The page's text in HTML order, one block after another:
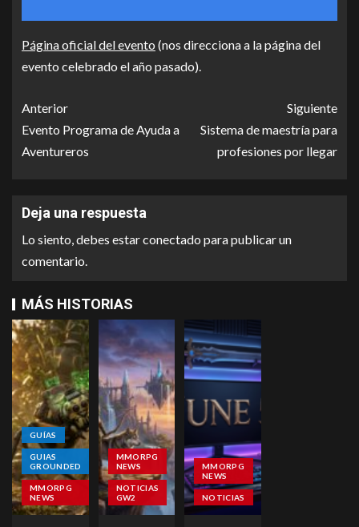
Página oficial del evento (nos direcciona a la página del
evento celebrado el año pasado).
Anterior
Evento Programa de Ayuda a
Aventureros
Siguiente
Sistema de maestría para
profesiones por llegar
Deja una respuesta
Lo siento, debes estarconectado para publicar un
comentario.
MÁS HISTORIAS
GUÍAS
GUIAS
GROUNDED
MMORPG
NEWS
MMORPG
NEWS
NOTICIAS
GW2
MMORPG
NEWS
NOTICIAS